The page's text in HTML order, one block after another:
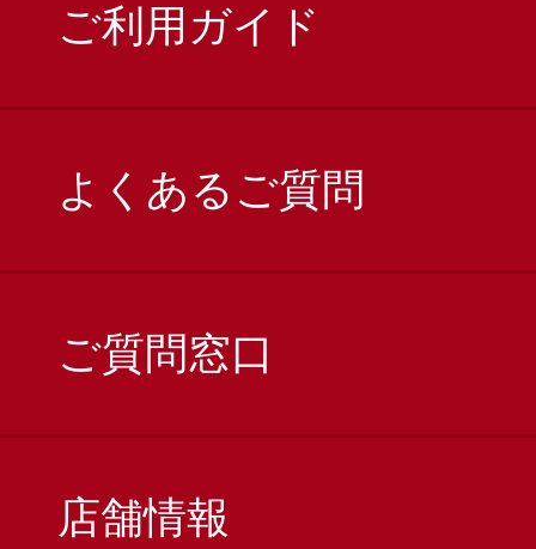
ご利用ガイド
よくあるご質問
ご質問窓口
店舗情報